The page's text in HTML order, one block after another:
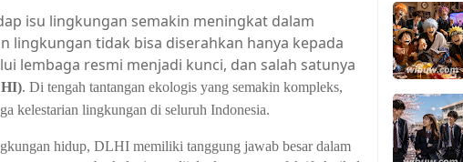
isu lingkungan semakin meningkat dalam
lingkungan tidak bisa diserahkan hanya kepada
lembaga resmi menjadi kunci, dan salah satunya
. Di tengah tantangan ekologis yang semakin kompleks,
kelestarian lingkungan di seluruh Indonesia.
hidup, DLHI memiliki tanggung jawab besar dalam